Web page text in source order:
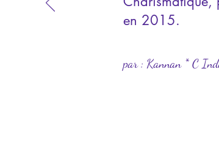
en 2015.
par : Kannan * C